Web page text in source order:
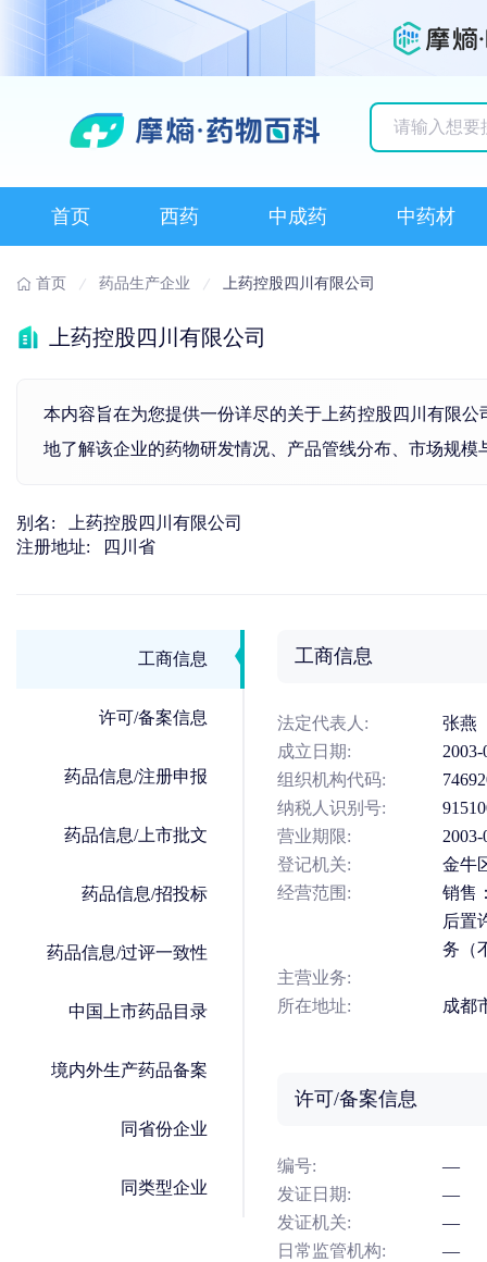
首页 西药 中成药 中药材
首页 药品生产企业 上药控股四川有限公司
上药控股四川有限公司
本内容旨在为您提供一份详尽的关于上药控股四川有限
地了解该企业的药物研发情况、产品管线分布、市场规
别名:
上药控股四川有限公司
注册地址:
四川省
工商信息
许可/备案信息
药品信息/注册申报
药品信息/上市批文
药品信息/招投标
药品信息/过评一致性
中国上市药品目录
境内外生产药品备案
同省份企业
同类型企业
工商信息
法定代表人:
张燕
成立日期:
2003-
组织机构代码:
纳税人识别号:
营业期限:
登记机关:
金牛
经营范围:
销售
后置
务（
主营业务:
所在地址:
成都
许可/备案信息
编号:
—
发证日期:
—
发证机关:
—
日常监管机构:
—